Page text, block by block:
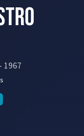
1967